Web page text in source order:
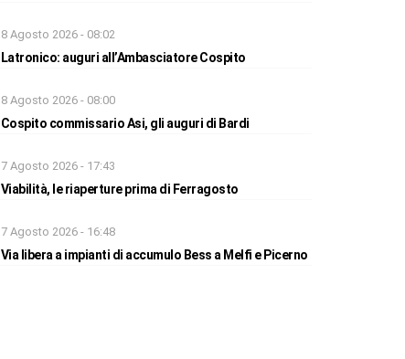
8 Agosto 2026 - 08:02
Latronico: auguri all’Ambasciatore Cospito
8 Agosto 2026 - 08:00
Cospito commissario Asi, gli auguri di Bardi
7 Agosto 2026 - 17:43
Viabilità, le riaperture prima di Ferragosto
7 Agosto 2026 - 16:48
Via libera a impianti di accumulo Bess a Melfi e Picerno